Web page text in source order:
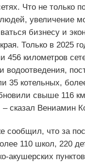
Что не только
увеличение
бизнесу и
Только в 2025
456 километров
водоотведения,
35 котельных,
свыше 116
– сказал Вениамин
сообщил, что за
110 школ, 220
акушерских